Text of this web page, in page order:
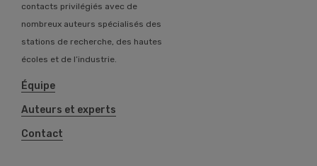
contacts privilégiés avec de
nombreux auteurs spécialisés des
stations de recherche, des hautes
écoles et de l’industrie.
Équipe
Auteurs et experts
Contact